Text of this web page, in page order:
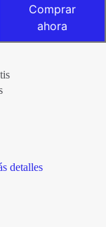
Comprar
ahora
detalles